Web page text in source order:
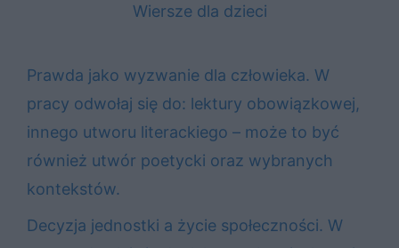
Wiersze dla dzieci
Prawda jako wyzwanie dla człowieka. W
pracy odwołaj się do: lektury obowiązkowej,
innego utworu literackiego – może to być
również utwór poetycki oraz wybranych
kontekstów.
Decyzja jednostki a życie społeczności. W